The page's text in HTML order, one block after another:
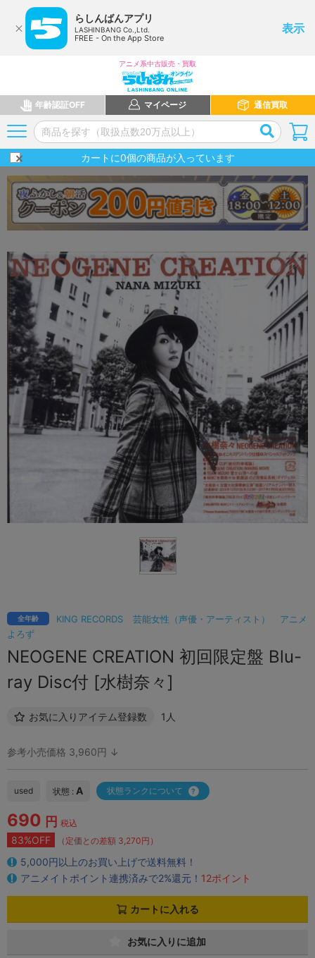
らしんばんアプリ
LASHINBANG Co.,Ltd.
FREE - On the App Store
表示
アニメ系中古販売・買取
年齢認証OFF マイページ 通信買取
カートに0個の商品が入っています
KING RECORDS 芸能女性（声優・アーティスト）
アニメ
よろず
全年齢
NEOGENE CREATION 初回限定盤 Blu-
ray Disc付 [水樹奈々]
お気に入りアイテム登録数 1人
参考小売価格 3,960円 ↓
used 状態 : A 状態ランクについて
690 円 税込
83%OFF （定価との差額 3,270円）
5,000円以上のお買い上げで送料無料！
アニメイトポイント連携済みで2%還元！ 12ポイント
カートに入れる
お気に入りに追加